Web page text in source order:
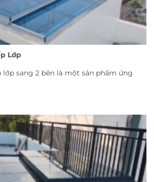
Lớp
lớp sang 2 bên là một sản phẩm ứng